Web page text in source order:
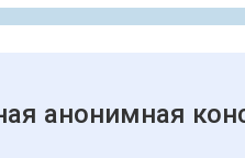
анонимная